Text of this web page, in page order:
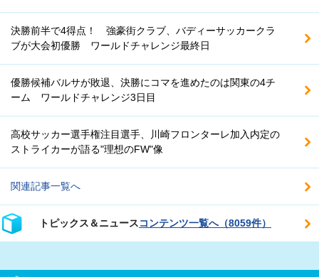
決勝前半で4得点！ 強豪街クラブ、バディーサッカークラ
ブが大会初優勝 ワールドチャレンジ最終日
優勝候補バルサが敗退、決勝にコマを進めたのは関東の4チ
ーム ワールドチャレンジ3日目
高校サッカー選手権注目選手、川崎フロンターレ加入内定の
ストライカーが語る"理想のFW"像
関連記事一覧へ
トピックス＆ニュースコンテンツ一覧へ（8059件）